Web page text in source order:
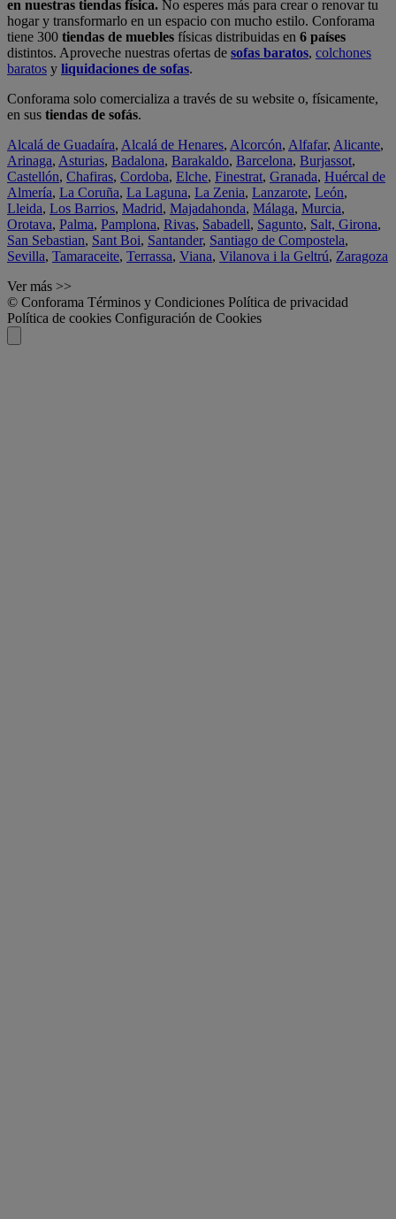
en nuestras tiendas física. No esperes más para crear o renovar tu
hogar y transformarlo en un espacio con mucho estilo. Conforama
tiene 300 tiendas de muebles físicas distribuidas en 6 países
distintos. Aproveche nuestras ofertas de sofas baratos, colchones
baratos y liquidaciones de sofas.
Conforama solo comercializa a través de su website o, físicamente,
en sus tiendas de sofás.
Alcalá de Guadaíra, Alcalá de Henares, Alcorcón, Alfafar, Alicante,
Arinaga, Asturias, Badalona, Barakaldo, Barcelona, Burjassot,
Castellón, Chafiras, Cordoba, Elche, Finestrat, Granada, Huércal de
Almería, La Coruña, La Laguna, La Zenia, Lanzarote, León,
Lleida, Los Barrios, Madrid, Majadahonda, Málaga, Murcia,
Orotava, Palma, Pamplona, Rivas, Sabadell, Sagunto, Salt, Girona,
San Sebastian, Sant Boi, Santander, Santiago de Compostela,
Sevilla, Tamaraceite, Terrassa, Viana, Vilanova i la Geltrú, Zaragoza
Ver más >>
© Conforama Términos y Condiciones Política de privacidad
Política de cookies Configuración de Cookies